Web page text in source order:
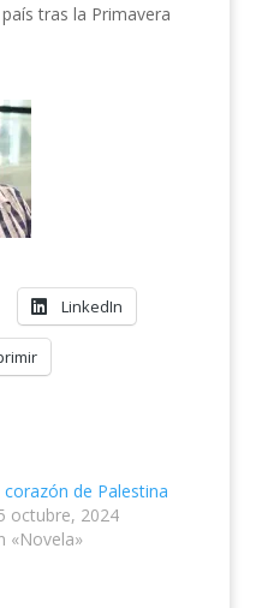
tras la Primavera
LinkedIn
corazón de Palestina
octubre, 2024
«Novela»